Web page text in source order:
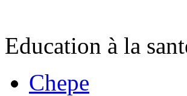
Education à la
Chepe